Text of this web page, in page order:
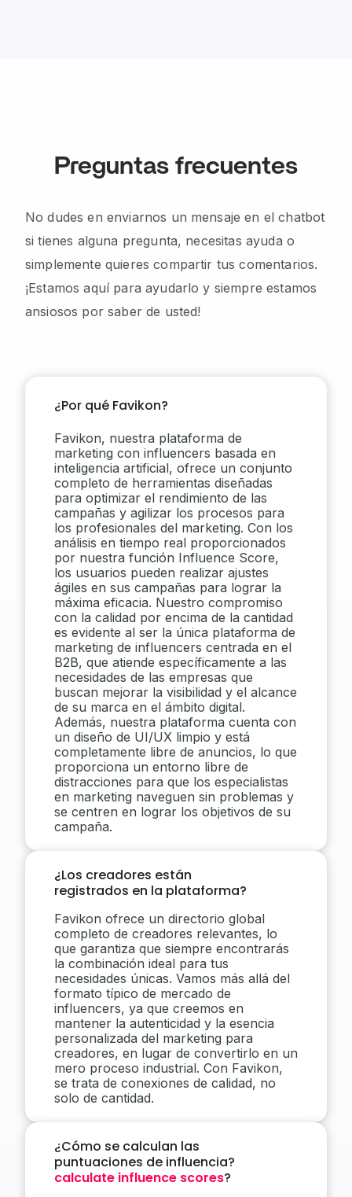
Preguntas frecuentes
No dudes en enviarnos un mensaje en el chatbot
si tienes alguna pregunta, necesitas ayuda o
simplemente quieres compartir tus comentarios.
¡Estamos aquí para ayudarlo y siempre estamos
ansiosos por saber de usted!
¿Por qué Favikon?
Favikon, nuestra plataforma de
marketing con influencers basada en
inteligencia artificial, ofrece un conjunto
completo de herramientas diseñadas
para optimizar el rendimiento de las
campañas y agilizar los procesos para
los profesionales del marketing. Con los
análisis en tiempo real proporcionados
por nuestra función Influence Score,
los usuarios pueden realizar ajustes
ágiles en sus campañas para lograr la
máxima eficacia. Nuestro compromiso
con la calidad por encima de la cantidad
es evidente al ser la única plataforma de
marketing de influencers centrada en el
B2B, que atiende específicamente a las
necesidades de las empresas que
buscan mejorar la visibilidad y el alcance
de su marca en el ámbito digital.
Además, nuestra plataforma cuenta con
un diseño de UI/UX limpio y está
completamente libre de anuncios, lo que
proporciona un entorno libre de
distracciones para que los especialistas
en marketing naveguen sin problemas y
se centren en lograr los objetivos de su
campaña.
¿Los creadores están
registrados en la plataforma?
Favikon ofrece un directorio global
completo de creadores relevantes, lo
que garantiza que siempre encontrarás
la combinación ideal para tus
necesidades únicas. Vamos más allá del
formato típico de mercado de
influencers, ya que creemos en
mantener la autenticidad y la esencia
personalizada del marketing para
creadores, en lugar de convertirlo en un
mero proceso industrial. Con Favikon,
se trata de conexiones de calidad, no
solo de cantidad.
¿Cómo se calculan las
puntuaciones de influencia?
calculate influence scores?